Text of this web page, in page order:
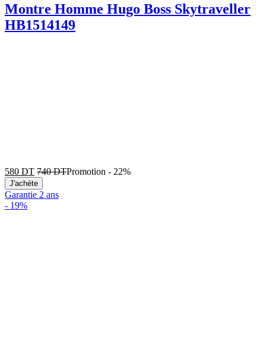
Montre Homme Hugo Boss Skytraveller
HB1514149
580 DT 740DTPromotion - 22%
J'achète
Garantie 2 ans
- 19%